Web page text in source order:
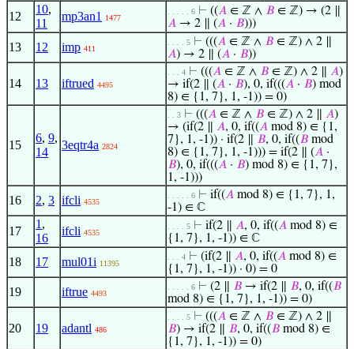
12
10,
11
mp3an1 1477
. . . . . 6 ⊢ ((𝐴 ∈ ℤ ∧ 𝐵 ∈ ℤ) → (2 ∥
𝐴 → 2 ∥ (𝐴 · 𝐵)))
13 12 imp 411
. . . . 5 ⊢ (((𝐴 ∈ ℤ ∧ 𝐵 ∈ ℤ) ∧ 2 ∥
𝐴) → 2 ∥ (𝐴 · 𝐵))
14 13 iftrued 4495
. . . 4 ⊢ (((𝐴 ∈ ℤ ∧ 𝐵 ∈ ℤ) ∧ 2 ∥ 𝐴)
→ if(2 ∥ (𝐴 · 𝐵), 0, if(((𝐴 · 𝐵) mod
8) ∈ {1, 7}, 1, -1)) = 0)
15
6, 9,
14
3eqtr4a 2824
. . 3 ⊢ (((𝐴 ∈ ℤ ∧ 𝐵 ∈ ℤ) ∧ 2 ∥ 𝐴)
→ (if(2 ∥ 𝐴, 0, if((𝐴 mod 8) ∈ {1,
7}, 1, -1)) · if(2 ∥ 𝐵, 0, if((𝐵 mod
8) ∈ {1, 7}, 1, -1))) = if(2 ∥ (𝐴 ·
𝐵), 0, if(((𝐴 · 𝐵) mod 8) ∈ {1, 7},
1, -1)))
16 2, 3 ifcli 4535
. . . . . 6 ⊢ if((𝐴 mod 8) ∈ {1, 7}, 1,
-1) ∈ ℂ
17
1 ,
16
ifcli 4535
. . . . 5 ⊢ if(2 ∥ 𝐴, 0, if((𝐴 mod 8) ∈
{1, 7}, 1, -1)) ∈ ℂ
18 17 mul01i 11395
. . . 4 ⊢ (if(2 ∥ 𝐴, 0, if((𝐴 mod 8) ∈
{1, 7}, 1, -1)) · 0) = 0
19 iftrue 4493
. . . . . 6 ⊢ (2 ∥ 𝐵 → if(2 ∥ 𝐵, 0, if((𝐵
mod 8) ∈ {1, 7}, 1, -1)) = 0)
20 19 adantl 486
. . . . 5 ⊢ (((𝐴 ∈ ℤ ∧ 𝐵 ∈ ℤ) ∧ 2 ∥
𝐵) → if(2 ∥ 𝐵, 0, if((𝐵 mod 8) ∈
{1, 7}, 1, -1)) = 0)